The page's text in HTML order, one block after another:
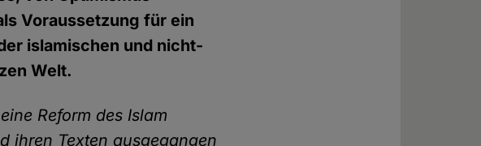
Voraussetzung für ein
islamischen und nicht-
Welt.
Reform des Islam
ihren Texten ausgegangen